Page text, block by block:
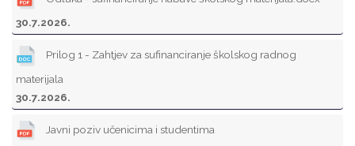
30.7.2026.
Prilog 1 - Zahtjev za sufinanciranje školskog radnog
materijala
30.7.2026.
Javni poziv učenicima i studentima